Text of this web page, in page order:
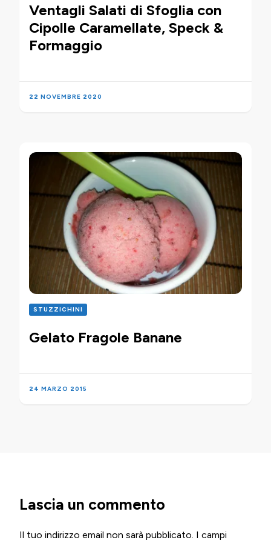
Ventagli Salati di Sfoglia con
Cipolle Caramellate, Speck &
Formaggio
22 NOVEMBRE 2020
STUZZICHINI
Gelato Fragole Banane
24 MARZO 2015
Lascia un commento
Il tuo indirizzo email non sarà pubblicato. I campi